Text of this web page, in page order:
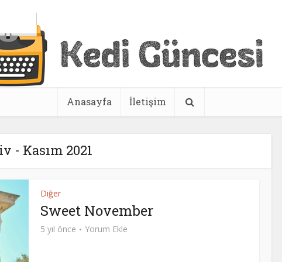
Anasayfa İletişim
- Kasım 2021
Diğer
Sweet November
5 yıl önce Yorum Ekle